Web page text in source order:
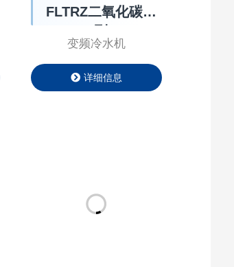
FLTRZ二氧化碳系
变频冷水机
详细信息